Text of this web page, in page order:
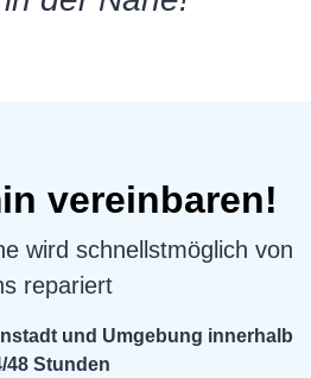
vereinbaren!
wird schnellstmöglich von
repariert
und Umgebung innerhalb
48 Stunden